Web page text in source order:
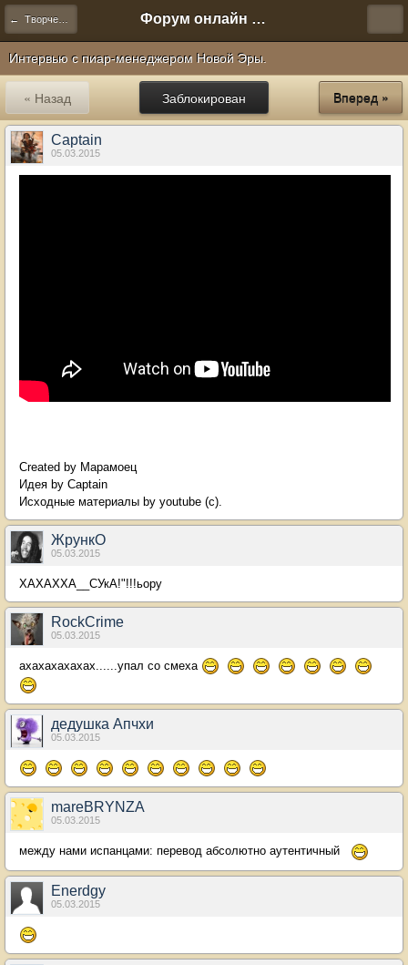
← Творчество Форум онлайн игры "Новая Эра" (Нюра Биз)
Интервью с пиар-менеджером Новой Эры.
Заблокирован
« Назад Вперед »
Captain
05.03.2015
Created by Марамоец
Идея by Captain
Исходные материалы by youtube (с).
ЖрункО
05.03.2015
ХАХАХХА__СУкА!"!!!ьору
RockCrime
05.03.2015
ахахахахахах......упал со смеха
дедушка Апчхи
05.03.2015
mareBRYNZA
05.03.2015
между нами испанцами: перевод абсолютно аутентичный
Enerdgy
05.03.2015